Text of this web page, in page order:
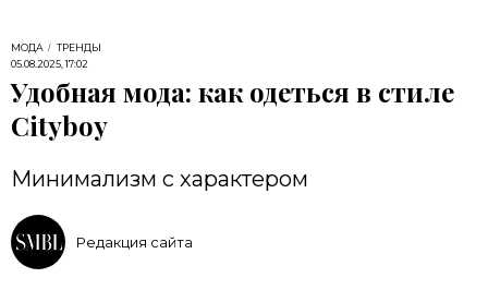
МОДА
ТРЕНДЫ
05.08.2025, 17:02
Удобная мода: как одеться в стиле
Cityboy
Минимализм с характером
Редакция сайта